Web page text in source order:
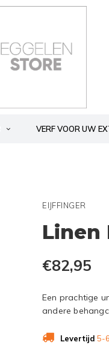
VERF VOOR UW
EIJFFINGER
Linen
€82,95
Een prachtige
andere
Levertijd 5-